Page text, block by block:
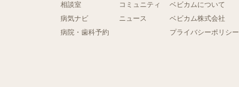
相談室
病気ナビ
病院・歯科予約
コミュニティ
ニュース
ベビカムについて
ベビカム株式会社
プライバシーポリシー